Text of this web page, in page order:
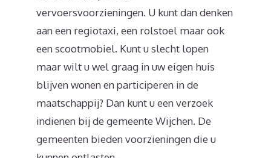
vervoersvoorzieningen. U kunt dan denken
aan een regiotaxi, een rolstoel maar ook
een scootmobiel. Kunt u slecht lopen
maar wilt u wel graag in uw eigen huis
blijven wonen en participeren in de
maatschappij? Dan kunt u een verzoek
indienen bij de gemeente Wijchen. De
gemeenten bieden voorzieningen die u